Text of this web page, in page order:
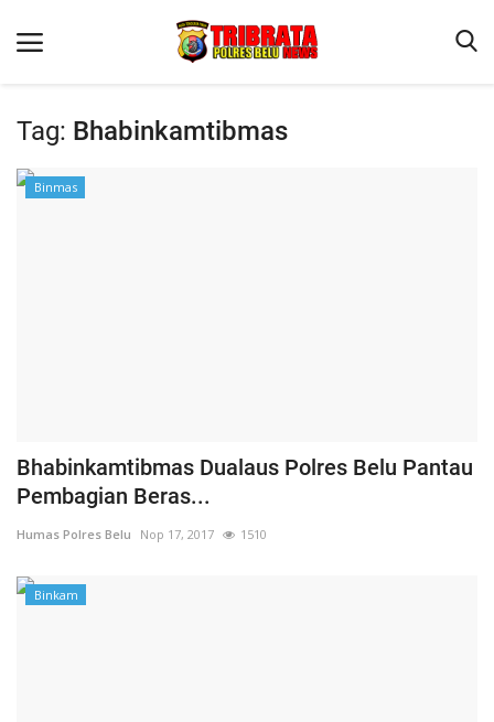
Beranda
Giat Ops
Tag: Bhabinkamtibmas
Binmas
Bhabinkamtibmas Dualaus Polres Belu Pantau
Pembagian Beras...
Humas Polres Belu Nop 17, 2017 1510
Binkam